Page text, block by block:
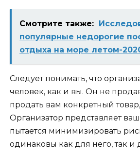
Смотрите также:
популярные недорогие
отдыха на море летом-
Следует понимать, что
человек, как и вы. Он не
продать вам конкретный
Организатор представляет
пытается минимизировать
одинаковы как для него, так и